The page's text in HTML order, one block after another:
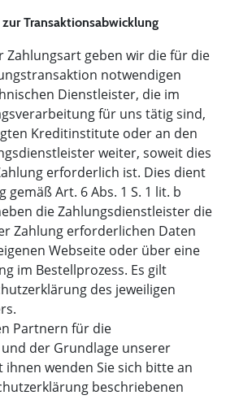
Transaktionsabwicklung
Zahlungsart geben wir die für die
notwendigen
Dienstleister, die im
für uns tätig sind,
Kreditinstitute oder an den
weiter, soweit dies
erforderlich ist. Dies dient
Art. 6 Abs. 1 S. 1 lit. b
die Zahlungsdienstleister die
Zahlung erforderlichen Daten
Webseite oder über eine
im Bestellprozess. Es gilt
des jeweiligen
Partnern für die
der Grundlage unserer
wenden Sie sich bitte an
beschriebenen